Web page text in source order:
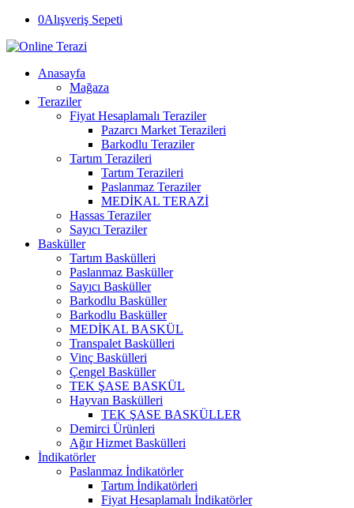
0Alışveriş Sepeti
Anasayfa
Mağaza
Teraziler
Fiyat Hesaplamalı Teraziler
Pazarcı Market Terazileri
Barkodlu Teraziler
Tartım Terazileri
Tartım Terazileri
Paslanmaz Teraziler
MEDİKAL TERAZİ
Hassas Teraziler
Sayıcı Teraziler
Basküller
Tartım Baskülleri
Paslanmaz Basküller
Sayıcı Basküller
Barkodlu Basküller
Barkodlu Basküller
MEDİKAL BASKÜL
Transpalet Baskülleri
Vinç Baskülleri
Çengel Basküller
TEK ŞASE BASKÜL
Hayvan Baskülleri
TEK ŞASE BASKÜLLER
Demirci Ürünleri
Ağır Hizmet Baskülleri
İndikatörler
Paslanmaz İndikatörler
Tartım İndikatörleri
Fiyat Hesaplamalı İndikatörler